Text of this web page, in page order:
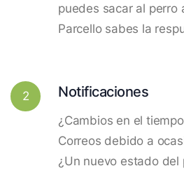
puedes sacar al perro
Parcello sabes la
2 Notificaciones
¿Cambios en el
Correos debido a
¿Un nuevo estado del